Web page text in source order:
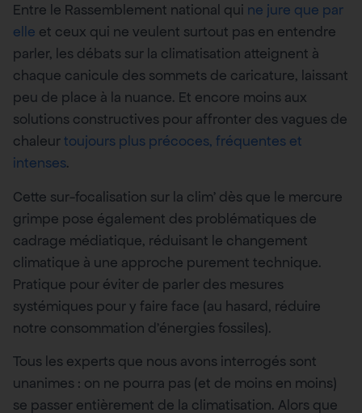
Entre le Rassemblement national qui ne jure que par
elle et ceux qui ne veulent surtout pas en entendre
parler, les débats sur la climatisation atteignent à
chaque canicule des sommets de caricature, laissant
peu de place à la nuance. Et encore moins aux
solutions constructives pour affronter des vagues de
chaleurtoujours plus précoces, fréquentes et
intenses.
Cette sur-focalisation sur la clim’ dès que le mercure
grimpe pose également des problématiques de
cadrage médiatique, réduisant le changement
climatique à une approche purement technique.
Pratique pour éviter de parler des mesures
systémiques pour y faire face (au hasard, réduire
notre consommation d’énergies fossiles).
Tous les experts que nous avons interrogés sont
unanimes : on ne pourra pas (et de moins en moins)
se passer entièrement de la climatisation. Alors que